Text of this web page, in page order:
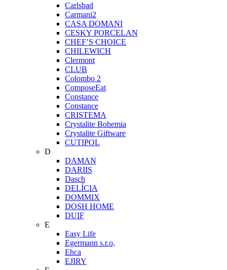
Carlsbad
Carmani2
CASA DOMANI
CESKY PORCELAN
CHEF’S CHOICE
CHILEWICH
Clermont
CLUB
Colombo 2
ComposeEat
Constance
Constance
CRISTEMA
Crystalite Bohemia
Crystalite Giftware
CUTIPOL
D
DAMAN
DARIIS
Dasch
DELÍCIA
DOMMIX
DOSH HOME
DUIF
E
Easy Life
Egermann s.r.o,
Ehca
EJIRY